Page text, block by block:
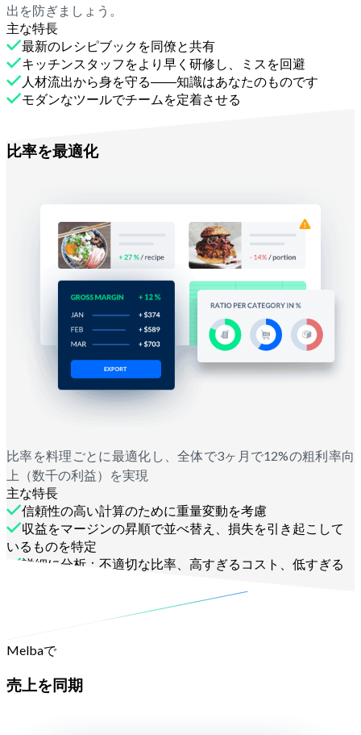
出を防ぎましょう。
主な特長
最新のレシピブックを同僚と共有
キッチンスタッフをより早く研修し、ミスを回避
人材流出から身を守る――知識はあなたのものです
モダンなツールでチームを定着させる
比率を最適化
比率を料理ごとに最適化し、全体で3ヶ月で12%の粗利率向
上（数千の利益）を実現
主な特長
信頼性の高い計算のために重量変動を考慮
収益をマージンの昇順で並べ替え、損失を引き起こして
いるものを特定
詳細に分析：不適切な比率、高すぎるコスト、低すぎる
Melbaで
売上を同期